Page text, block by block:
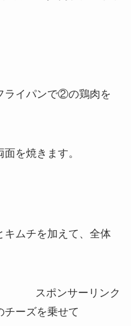
ライパンで②の鶏肉を
を焼きます。
ムチを加えて、全体
スポンサーリンク
ーズを乗せて